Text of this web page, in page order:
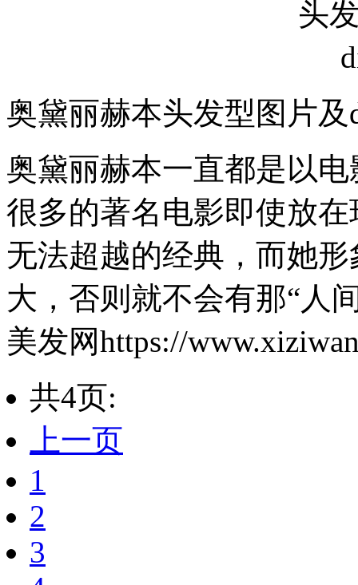
奥黛丽赫本头发型图片
奥黛丽赫本一直都是以
很多的著名电影即使放
无法超越的经典，而她
大，否则就不会有那“人
美发网https://
共4页:
上一页
1
2
3